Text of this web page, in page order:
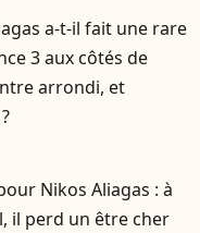
a-t-il fait une rare
3 aux côtés de
arrondi, et
Nikos Aliagas : à
il perd un être cher